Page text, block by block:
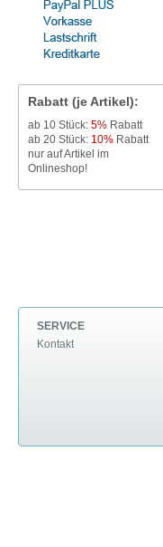
Rabatt (je Artikel):
ab 10 Stück: 5% Rabatt
ab 20 Stück: 10% Rabatt
nur auf Artikel im
Onlineshop!
SERVICE
Kontakt